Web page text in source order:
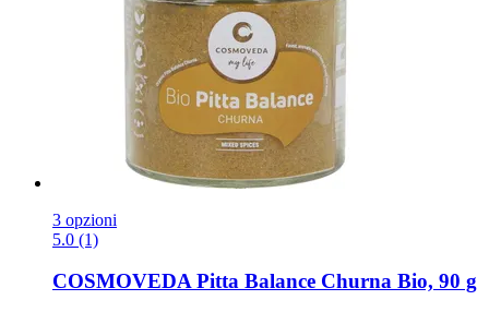
3 opzioni
5.0 (1)
COSMOVEDAPitta Balance Churna Bio, 90 g